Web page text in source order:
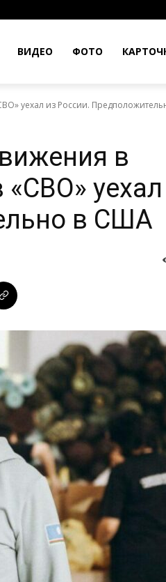
ВИДЕО ФОТО
уехал из России.
в
в США